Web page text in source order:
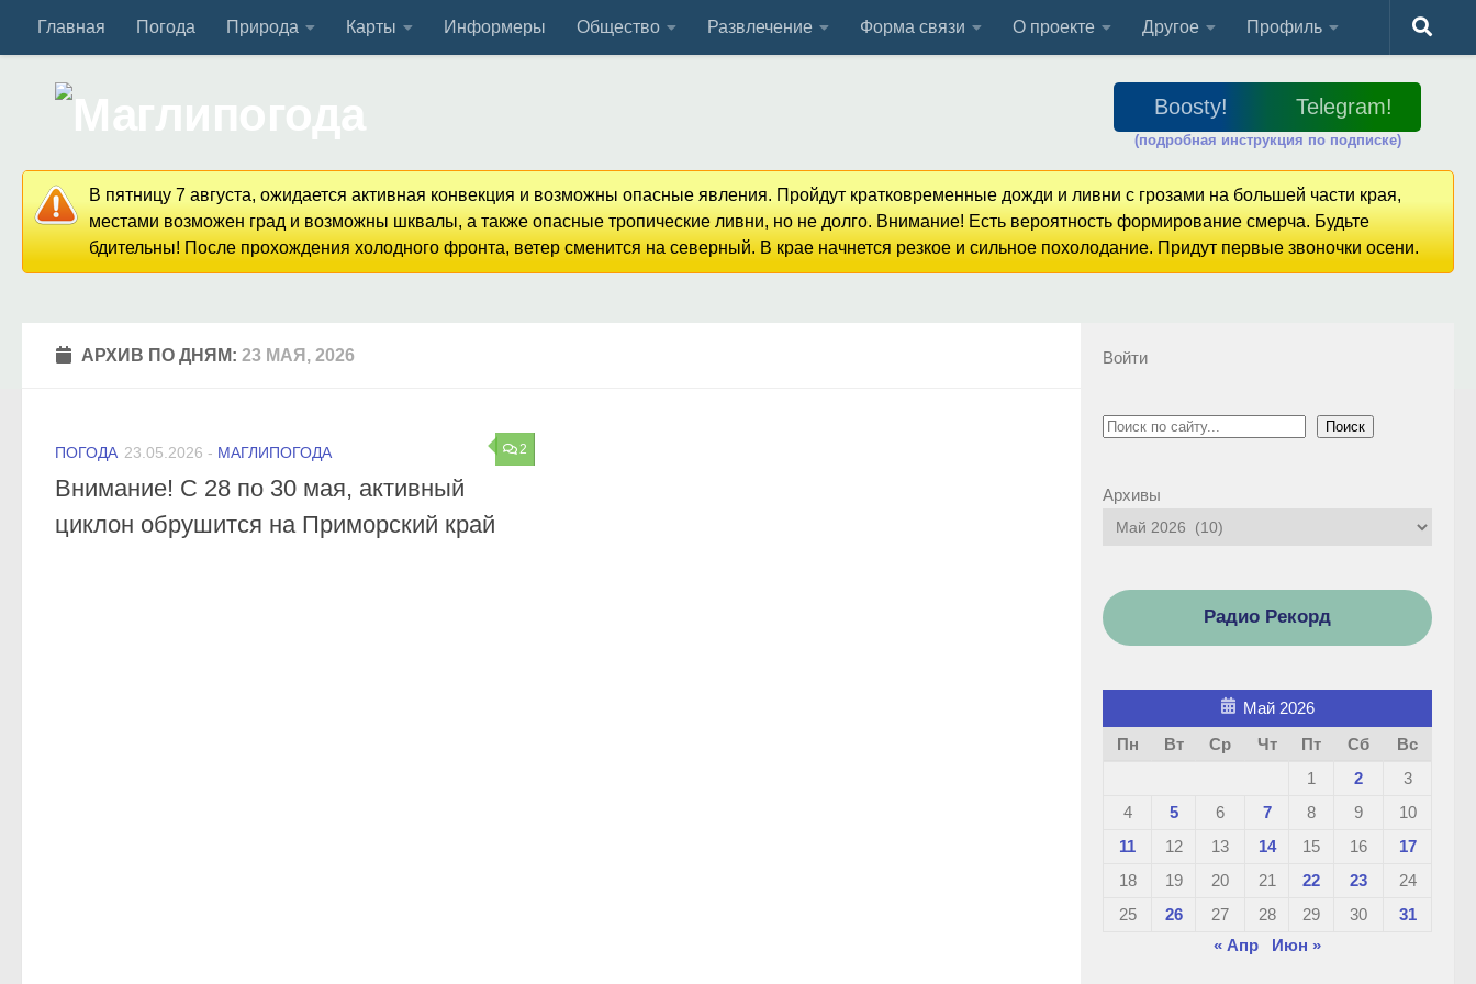
Перейти к содержимому
Главная Погода Природа Карты Информеры Общество Развлечение Форма связи О проекте Другое Профиль
Boosty! Telegram!
(подробная инструкция по подписке)
В пятницу 7 августа, ожидается активная конвекция и возможны опасные явления. Пройдут кратковременные дожди и ливни с грозами на большей части края,
местами возможен град и возможны шквалы, а также опасные тропические ливни, но не долго. Внимание! Есть вероятность формирование смерча. Будьте
бдительны! После прохождения холодного фронта, ветер сменится на северный. В крае начнется резкое и сильное похолодание. Придут первые звоночки осени.
АРХИВ ПО ДНЯМ: 23 МАЯ, 2026
2
ПОГОДА 23.05.2026 - МАГЛИПОГОДА
Внимание! С 28 по 30 мая, активный
циклон обрушится на Приморский край
Войти
Поиск Поиск
Архивы
Радио Рекорд
Май 2026
Пн
Вт Ср Чт Пт Сб
Вс
1
2
3
4
5 6 7 8 9
10
11
12 13 14 15 16
17
18
19 20 21 22 23
24
25
26 27 28 29 30
31
« Апр
Июн »